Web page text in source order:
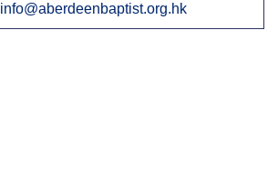
info@aberdeenbaptist.org.hk